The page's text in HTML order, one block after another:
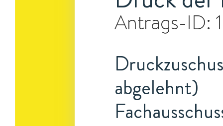
Antrags-ID:
abgelehnt)